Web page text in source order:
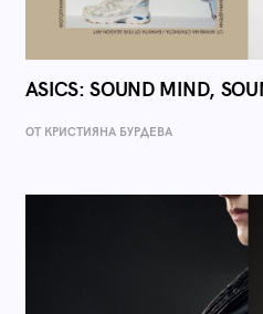
ASICS: SOUND MIND,
ОТ КРИСТИЯНА БУРДЕВА